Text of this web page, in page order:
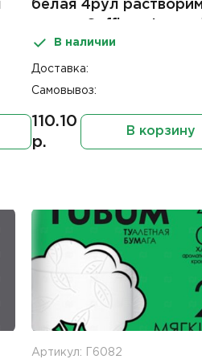
белая 4рул
В наличии
Доставка:
Самовывоз:
110.10
р.
В корзину
Артикул: Г6082